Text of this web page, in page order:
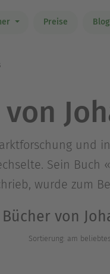
Preise Blog
und
Sein
wurde zum
von
Sortierung: am